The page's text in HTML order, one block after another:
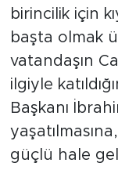
birincilik için
başta olmak
vatandaşın
ilgiyle
Başkanı
güçlü hale